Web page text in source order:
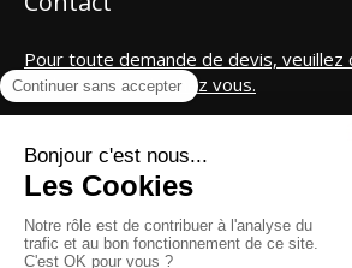
Pour toute demande de devis, veuillez
la plus proche de chez vous.
contact@cosmeticar.fr